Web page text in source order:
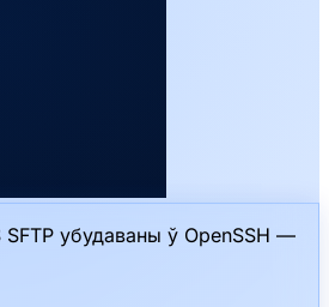
SFTP убудаваны ў OpenSSH —